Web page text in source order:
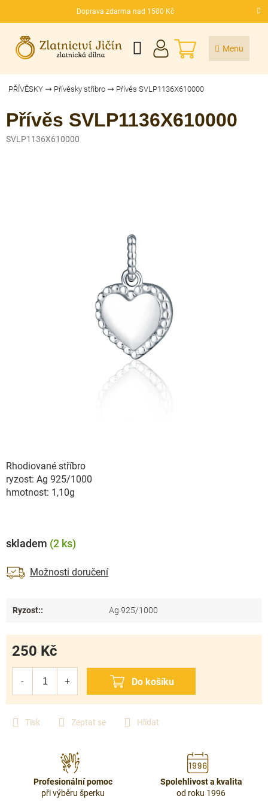
Doprava zdarma nad 1500 Kč
CZK
NÁKUPNÍ
KOŠÍK
PŘÍVĚSKY Přívěsky stříbro Přívěs SVLP1136X610000
Přívěs SVLP1136X610000
SVLP1136X610000
Rhodiované stříbro
ryzost: Ag 925/1000
hmotnost: 1,10g
Tisk Zeptat se Hlídat
skladem (2 ks)
Možnosti doručení
250 Kč
Ryzost:: Ag 925/1000
Profesionální pomoc
při výběru šperku
Spolehlivost a kvalita
od roku 1996